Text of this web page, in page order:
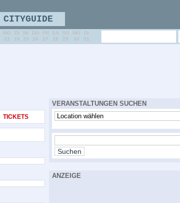
TICKETS
VERANSTALTUNGEN SUCHEN
ANZEIGE
CITYGUIDE
MO
23
DI
24
MI
25
DO
26
FR
27
SA
28
SO
29
MO
30
DI
31